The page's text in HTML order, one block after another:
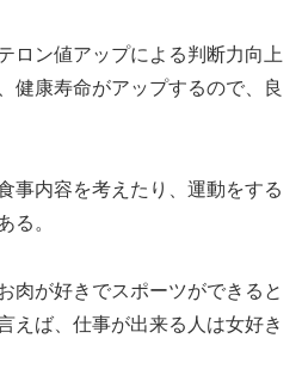
ロン値アップによる判断力向上
健康寿命がアップするので、良
事内容を考えたり、運動をする
る。
肉が好きでスポーツができると
えば、仕事が出来る人は女好き